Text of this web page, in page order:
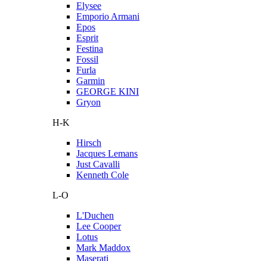
Elysee
Emporio Armani
Epos
Esprit
Festina
Fossil
Furla
Garmin
GEORGE KINI
Gryon
H-K
Hirsch
Jacques Lemans
Just Cavalli
Kenneth Cole
L-O
L'Duchen
Lee Cooper
Lotus
Mark Maddox
Maserati